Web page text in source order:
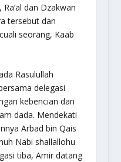
dan Dzakwan
tersebut dan
seorang, Kaab
Rasulullah
delegasi
kebencian dan
dada. Mendekati
Arbad bin Qais
Nabi shallallohu
tiba, Amir datang